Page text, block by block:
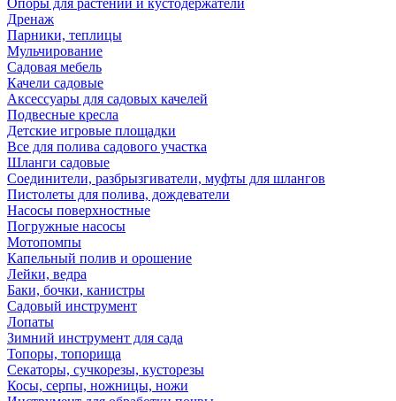
Опоры для растений и кустодержатели
Дренаж
Парники, теплицы
Мульчирование
Садовая мебель
Качели садовые
Аксессуары для садовых качелей
Подвесные кресла
Детские игровые площадки
Все для полива садового участка
Шланги садовые
Соединители, разбрызгиватели, муфты для шлангов
Пистолеты для полива, дождеватели
Насосы поверхностные
Погружные насосы
Мотопомпы
Капельный полив и орошение
Лейки, ведра
Баки, бочки, канистры
Садовый инструмент
Лопаты
Зимний инструмент для сада
Топоры, топорища
Секаторы, сучкорезы, кусторезы
Косы, серпы, ножницы, ножи